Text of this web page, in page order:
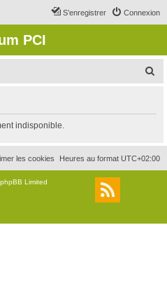
Connexion
S’enregistrer
PCI
r
c
r
indisponible.
Heures au format UTC+02:00
les cookies
Limited